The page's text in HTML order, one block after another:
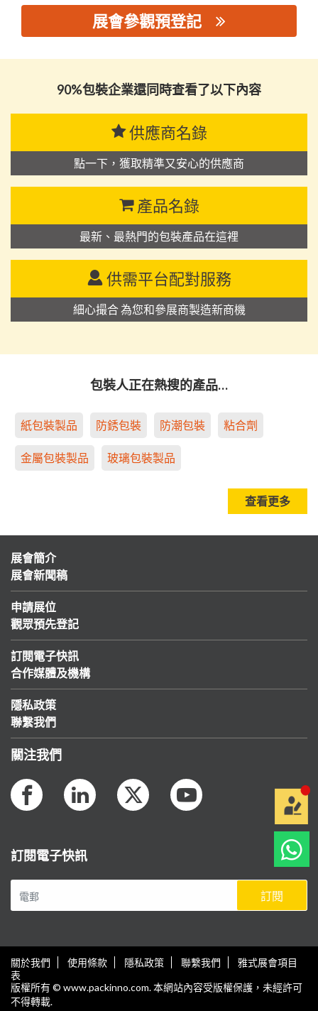
展會參觀預登記
90%包裝企業還同時查看了以下內容
供應商名錄
點一下，獲取精準又安心的供應商
產品名錄
最新、最熱門的包裝產品在這裡
供需平台配對服務
細心撮合 為您和參展商製造新商機
包裝人正在熱搜的產品…
紙包裝製品 防銹包裝 防潮包裝 粘合劑
金屬包裝製品 玻璃包裝製品
查看更多
展會簡介
展會新聞稿
申請展位
觀眾預先登記
訂閱電子快訊
合作媒體及機構
隱私政策
聯繫我們
關注我們
訂閱電子快訊
訂閱
關於我們 使用條款 隱私政策 聯繫我們
雅式展會項目
表
版權所有 © www.packinno.com. 本網站內容受版權保護，未經許可
不得轉載.